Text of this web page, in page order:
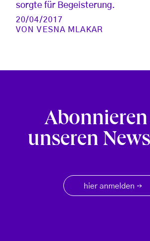
sorgte für Begeisterung.
20/04/2017
VONVESNA MLAKAR
Abonnieren
unseren
hier anmelden →